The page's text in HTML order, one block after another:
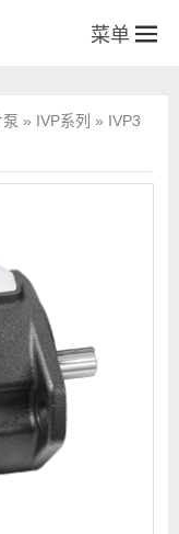
菜单
» IVP系列 » IVP3